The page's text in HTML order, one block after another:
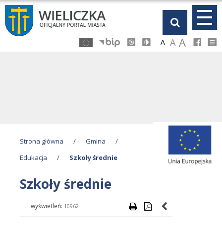
do
treści
do
do
do
A A A
Strona główna / Gmina
/
Edukacja
/ Szkoły średnie
Szkoły średnie
wyświetleń: 10962